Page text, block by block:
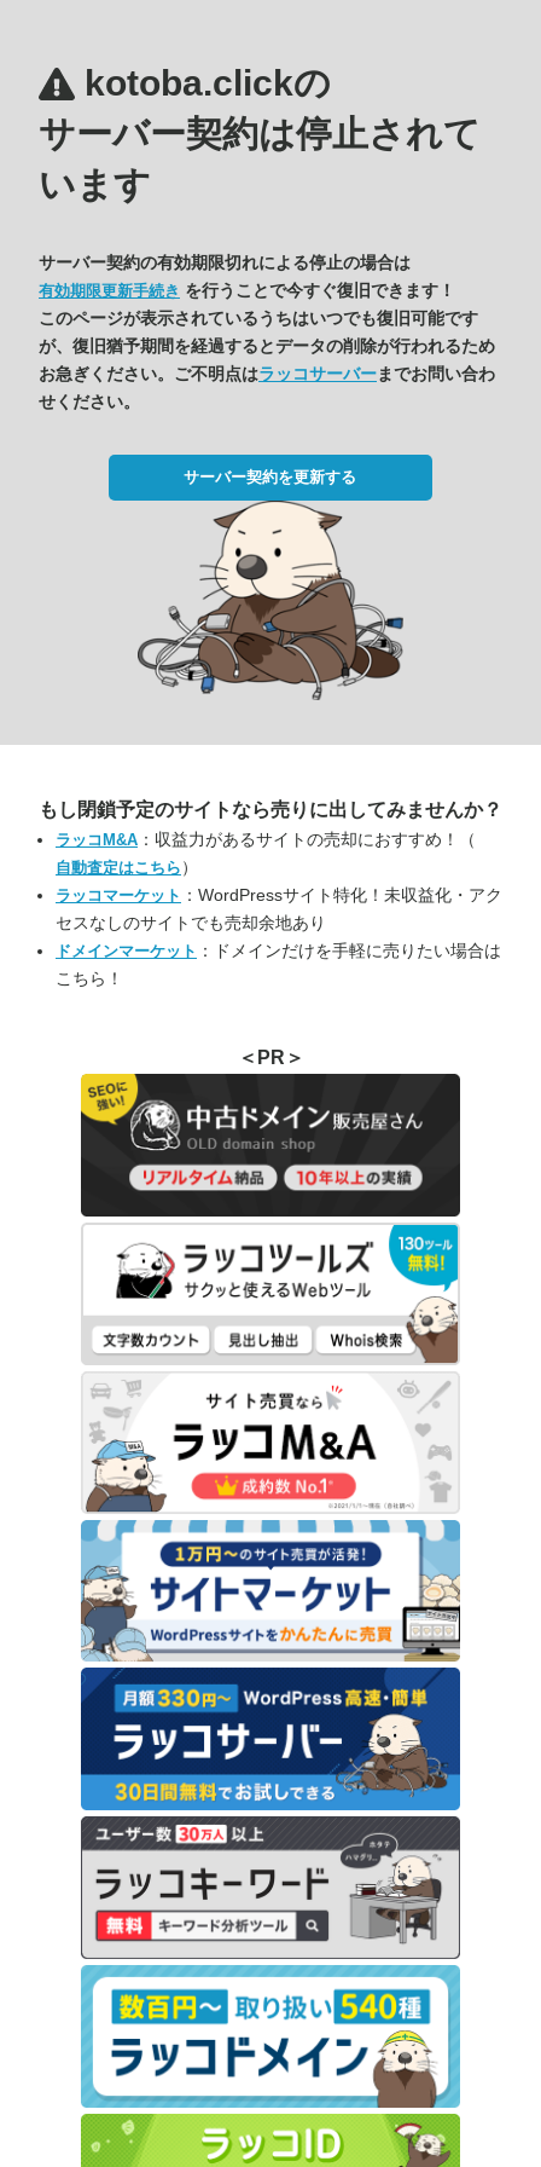
kotoba.clickの
サーバー契約は停止されて
います
サーバー契約の有効期限切れによる停止の場合は
有効期限更新手続き を行うことで今すぐ復旧できます！
このページが表示されているうちはいつでも復旧可能です
が、復旧猶予期間を経過するとデータの削除が行われるため
お急ぎください。ご不明点はラッコサーバーまでお問い合わ
せください。
サーバー契約を更新する
もし閉鎖予定のサイトなら売りに出してみませんか？
ラッコM&A ：収益力があるサイトの売却におすすめ！（
自動査定はこちら ）
ラッコマーケット ：WordPressサイト特化！未収益化・アク
セスなしのサイトでも売却余地あり
ドメインマーケット ：ドメインだけを手軽に売りたい場合は
こちら！
＜PR＞